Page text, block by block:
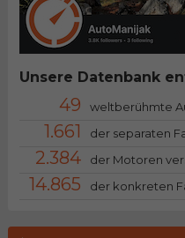
Unsere Datenbank
49 weltberühmte
1.661 der separaten
2.384 der Motoren
14.865 der konkreten